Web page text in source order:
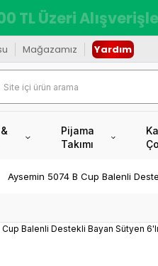
TL Üzeri
Mağazamız Yardım
Pijama
Takımı
Aysemin 5074 B Cup Balenli